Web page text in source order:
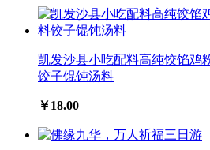
凯发沙县小吃配料高纯饺馅鸡
饺子馄饨汤料
￥18.00